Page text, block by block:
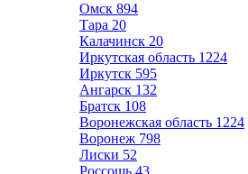
Омск 894
Тара 20
Калачинск 20
Иркутская область 1224
Иркутск 595
Ангарск 132
Братск 108
Воронежская область 1224
Воронеж 798
Лиски 52
Россошь 43